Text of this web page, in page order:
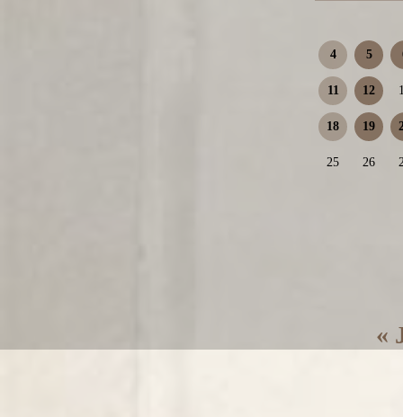
4 5
11 12
18 19
25 26
«